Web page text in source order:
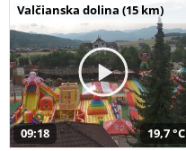
Valčianska dolina (15 km)
09:18 19,7 °C